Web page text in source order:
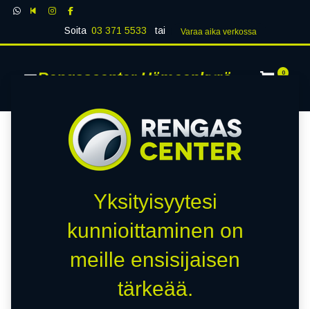
Soita 03 371 5533 tai Varaa aika verk​​​​ossa
Rengascenter Hämeenkyrö 0
Yksityisyytesi
kunnioittaminen on
meille ensisijaisen
tärkeää.